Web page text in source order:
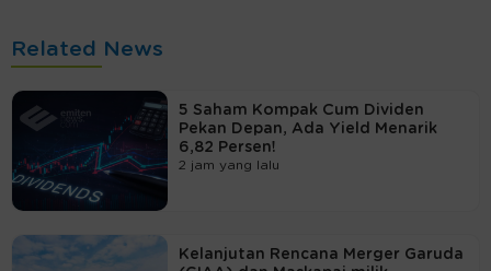
Related News
5 Saham Kompak Cum Dividen
Pekan Depan, Ada Yield Menarik
6,82 Persen!
2 jam yang lalu
Kelanjutan Rencana Merger Garuda